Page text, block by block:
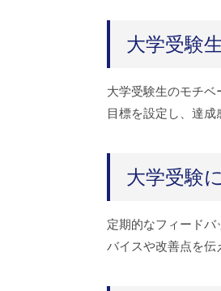
大学受験
大学受験生のモチ
目標を設定し、達成
大学受験
定期的なフィード
バイスや改善点を伝